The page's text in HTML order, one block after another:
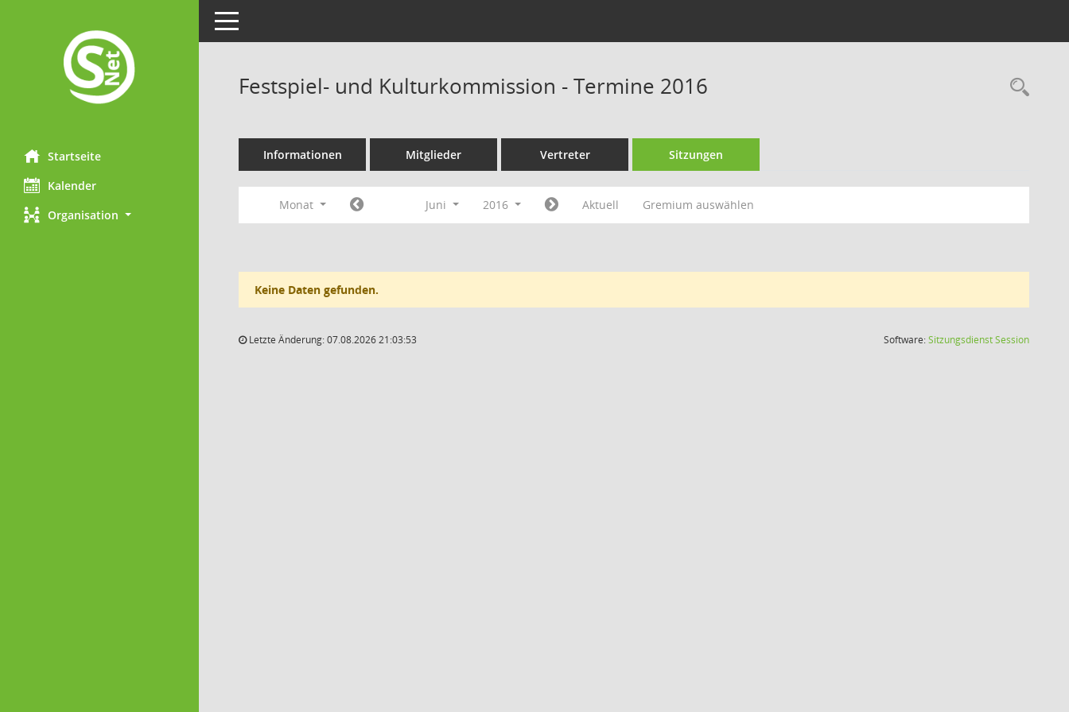
Startseite
Kalender
Organisation
Toggle navigation
Festspiel- und Kulturkommission - Termine 2016
Informationen Mitglieder Vertreter Sitzungen
Monat Juni 2016 Aktuell Gremium auswählen
Keine Daten gefunden.
Letzte Änderung: 07.08.2026 21:03:53 Software:SitzungsdienstSession(Wird in